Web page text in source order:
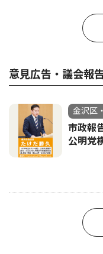
意見広告・議会報
金沢区
市政報
公明党